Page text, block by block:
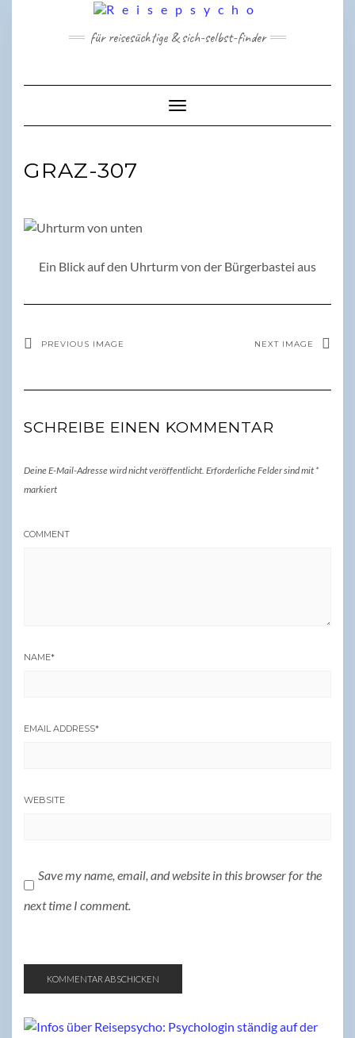
für reisesüchtige & sich-selbst-finder
Toggle Navigation
GRAZ-307
Ein Blick auf den Uhrturm von der Bürgerbastei aus
PREVIOUS IMAGE NEXT IMAGE
SCHREIBE EINEN KOMMENTAR
Deine E-Mail-Adresse wird nicht veröffentlicht. Erforderliche Felder sind mit *
markiert
COMMENT
NAME*
EMAIL ADDRESS*
WEBSITE
Save my name, email, and website in this browser for the
next time I comment.